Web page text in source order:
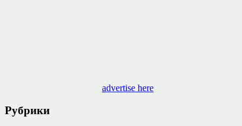
advertise here
Рубрики